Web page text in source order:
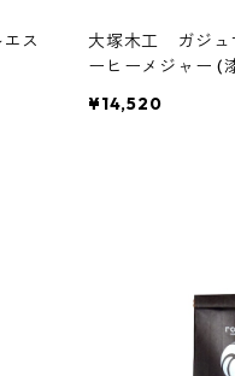
ス
大塚木工 ガジュ
ーヒーメジャー (
¥14,520